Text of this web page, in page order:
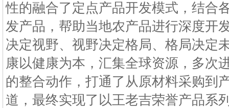
性的融合了定点产品开发模式，结合
发产品，帮助当地农产品进行深度开
决定视野、视野决定格局、格局决定
康以健康为本，汇集全球资源，多次
的整合动作，打通了从原材料采购到
道，最终实现了以王老吉荣誉产品系